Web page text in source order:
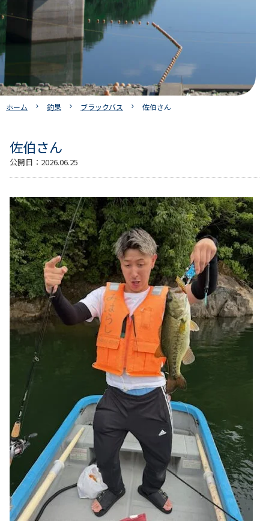
ホーム 釣果 ブラックバス 佐伯さん
佐伯さん
公開日： 2026.06.25